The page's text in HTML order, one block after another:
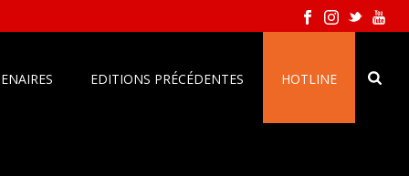
EDITIONS PRÉCÉDENTES HOTLINE